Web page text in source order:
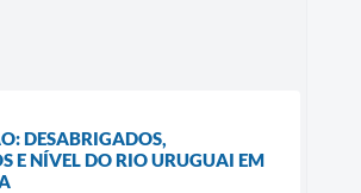
DESABRIGADOS,
E NÍVEL DO RIO URUGUAI EM